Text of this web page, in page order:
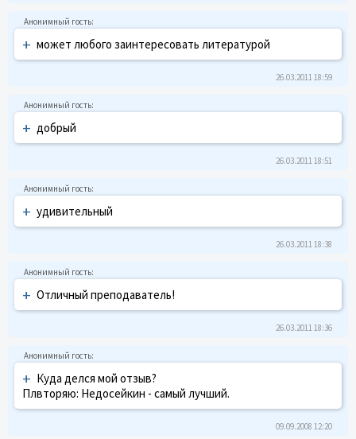
+ может любого заинтересовать литературой
26.03.2011 18:59
+ добрый
26.03.2011 18:51
+ удивительный
26.03.2011 18:38
+ Отличный преподаватель!
26.03.2011 18:36
+ Куда делся мой отзыв?
Плвторяю: Недосейкин - самый лучший.
09.09.2008 12:20